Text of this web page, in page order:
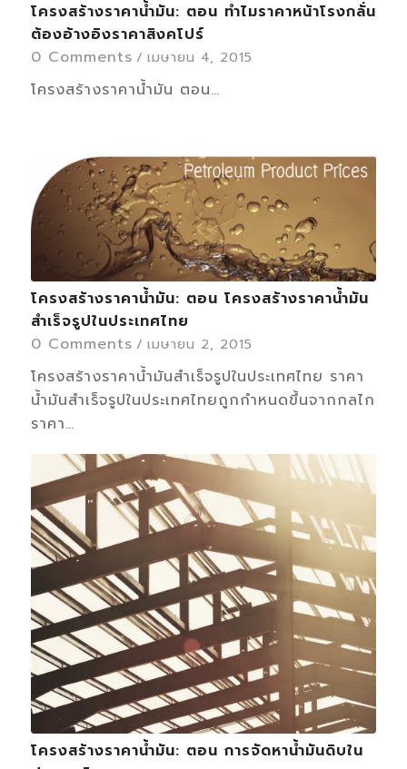
โครงสร้างราคาน้ำมัน: ตอน ทำไมราคาหน้าโรงกลั่น
ต้องอ้างอิงราคาสิงคโปร์
0 Comments / เมษายน 4, 2015
โครงสร้างราคาน้ำมัน ตอน…
โครงสร้างราคาน้ำมัน: ตอน โครงสร้างราคาน้ำมัน
สำเร็จรูปในประเทศไทย
0 Comments / เมษายน 2, 2015
โครงสร้างราคาน้ำมันสำเร็จรูปในประเทศไทย ราคา
น้ำมันสำเร็จรูปในประเทศไทยถูกกำหนดขึ้นจากกลไก
ราคา…
โครงสร้างราคาน้ำมัน: ตอน การจัดหาน้ำมันดิบใน